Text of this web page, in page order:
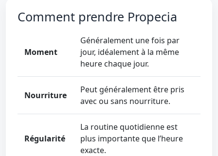
Comment prendre Propecia
Moment
Généralement une fois par
jour, idéalement à la même
heure chaque jour.
Nourriture
Peut généralement être pris
avec ou sans nourriture.
Régularité
La routine quotidienne est
plus importante que l’heure
exacte.